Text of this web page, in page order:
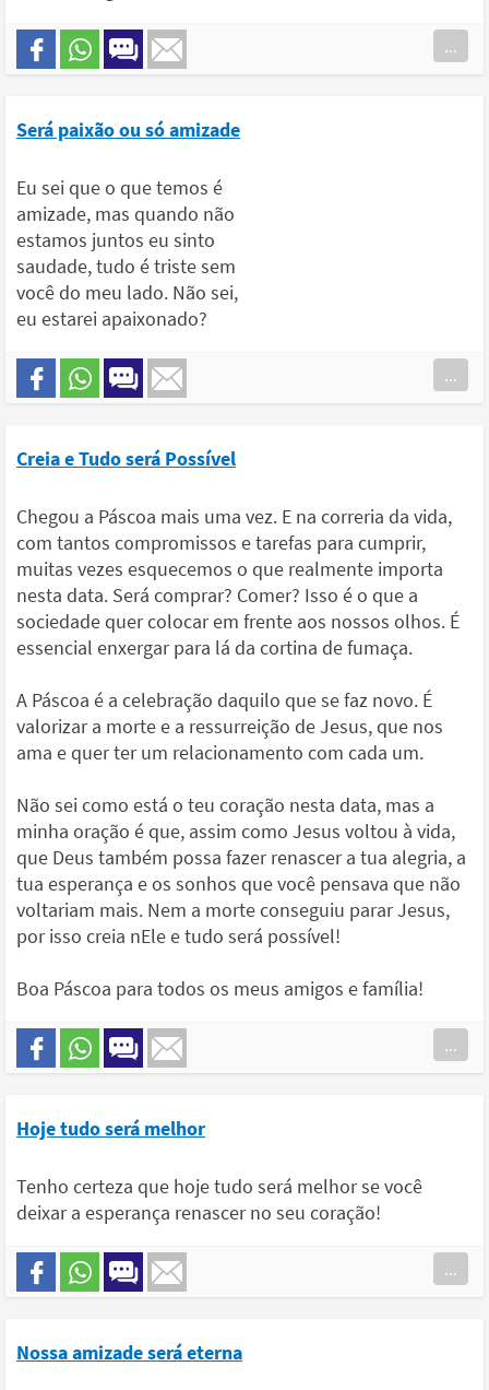
...
Será paixão ou só amizade
Eu sei que o que temos é
amizade, mas quando não
estamos juntos eu sinto
saudade, tudo é triste sem
você do meu lado. Não sei,
eu estarei apaixonado?
...
Creia e Tudo será Possível
Chegou a Páscoa mais uma vez. E na correria da vida,
com tantos compromissos e tarefas para cumprir,
muitas vezes esquecemos o que realmente importa
nesta data. Será comprar? Comer? Isso é o que a
sociedade quer colocar em frente aos nossos olhos. É
essencial enxergar para lá da cortina de fumaça.
A Páscoa é a celebração daquilo que se faz novo. É
valorizar a morte e a ressurreição de Jesus, que nos
ama e quer ter um relacionamento com cada um.
Não sei como está o teu coração nesta data, mas a
minha oração é que, assim como Jesus voltou à vida,
que Deus também possa fazer renascer a tua alegria, a
tua esperança e os sonhos que você pensava que não
voltariam mais. Nem a morte conseguiu parar Jesus,
por isso creia nEle e tudo será possível!
Boa Páscoa para todos os meus amigos e família!
...
Hoje tudo será melhor
Tenho certeza que hoje tudo será melhor se você
deixar a esperança renascer no seu coração!
...
Nossa amizade será eterna